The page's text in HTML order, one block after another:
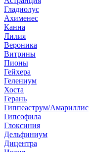
Гладиолус
Ахименес
Канна
Лилия
Вероника
Витрины
Пионы
Гейхера
Гелениум
Хоста
Герань
Гиппеаструм/Амариллис
Гипсофила
Глоксиния
Дельфиниум
Дицентра